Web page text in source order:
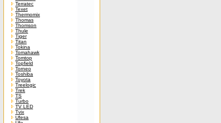
Terratec
Texet
Thermomix
Thomas
Thomson
Thule
Tiger
Titan
Tokina
Tomahawk
Tomtop
Topfield
Torneo
Toshiba
Toyota
Treelogic
Trek
TS
Turbo
TV LED
Tvix
Ufesa